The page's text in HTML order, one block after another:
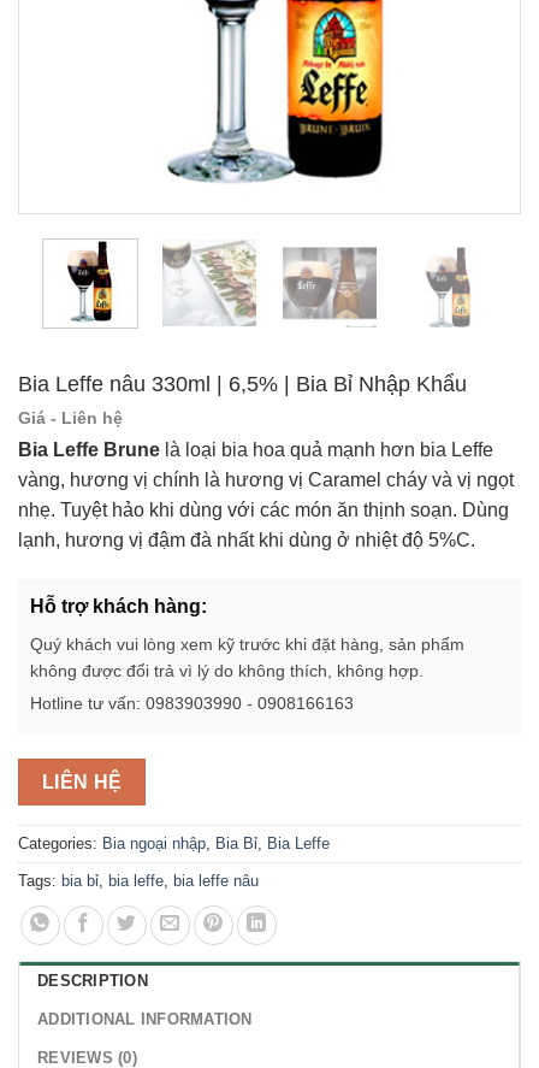
Bia Leffe nâu 330ml | 6,5% | Bia Bỉ Nhập Khẩu
Giá - Liên hệ
Bia Leffe Brune là loại bia hoa quả mạnh hơn bia Leffe
vàng, hương vị chính là hương vị Caramel cháy và vị ngọt
nhẹ. Tuyệt hảo khi dùng với các món ăn thịnh soạn. Dùng
lạnh, hương vị đậm đà nhất khi dùng ở nhiệt độ 5%C.
Hỗ trợ khách hàng:
Quý khách vui lòng xem kỹ trước khi đặt hàng, sản phẩm
không được đổi trả vì lý do không thích, không hợp.
Hotline tư vấn: 0983903990 - 0908166163
LIÊN HỆ
Categories: Bia ngoại nhập Bia Bỉ Bia Leffe
Tags: bia bỉ bia leffe bia leffe nâu
DESCRIPTION
ADDITIONAL INFORMATION
REVIEWS (0)